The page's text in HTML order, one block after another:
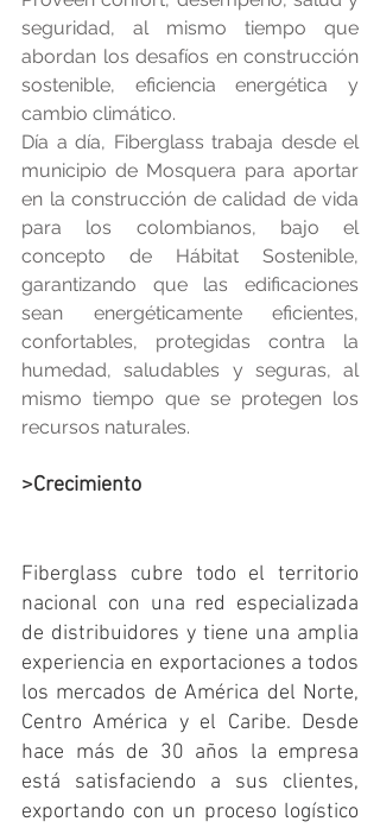
seguridad, al mismo tiempo que
abordan los desafíos en construcción
sostenible, eficiencia energética y
cambio climático.
Día a día, Fiberglass trabaja desde el
municipio de Mosquera para aportar
en la construcción de calidad de vida
para los colombianos, bajo el
concepto de Hábitat Sostenible,
garantizando que las edificaciones
sean energéticamente eficientes,
confortables, protegidas contra la
humedad, saludables y seguras, al
mismo tiempo que se protegen los
recursos naturales.
>Crecimiento
Fiberglass cubre todo el territorio
nacional con una red especializada
de distribuidores y tiene una amplia
experiencia en exportaciones a todos
los mercados de América del Norte,
Centro América y el Caribe. Desde
hace más de 30 años la empresa
está satisfaciendo a sus clientes,
exportando con un proceso logístico